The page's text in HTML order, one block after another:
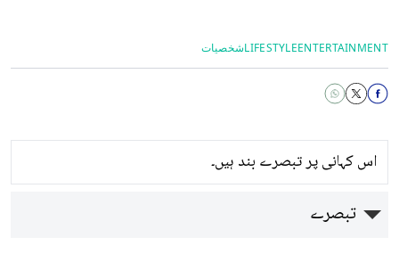
ENTERTAINMENT
LIFESTYLEشخصیات
اس کہانی پر تبصرے بند ہیں۔
تبصرے